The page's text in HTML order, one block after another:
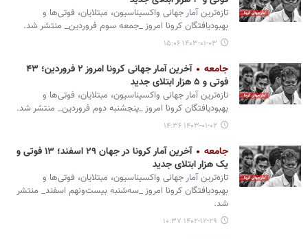
تازه‌ترین آمار جهانی واکسیناسیون، مبتلایان، فوتی‌ها و
بهبودیافتگان کرونا امروز _جمعه سوم فروردین_ منتشر شد.
۱۴۰۳-۰۱-۰۳ ۱۵:۰۶
جامعه
آخرین آمار جهانی کرونا امروز ۲ فروردین؛ ۴۳
فوتی و ۵ هزار ابتلای جدید
تازه‌ترین آمار جهانی واکسیناسیون، مبتلایان، فوتی‌ها و
بهبودیافتگان کرونا امروز _پنجشنبه دوم فروردین_ منتشر شد.
۱۴۰۳-۰۱-۰۲ ۱۴:۳۶
جامعه
آخرین آمار کرونا در جهان ۲۹ اسفند؛ ۱۳ فوتی و
یک هزار ابتلای جدید
تازه‌ترین آمار جهانی واکسیناسیون، مبتلایان، فوتی‌ها و
بهبودیافتگان کرونا امروز _سه‌شنبه بیست‌ونهم اسفند_ منتشر
شد.
۱۴۰۲-۱۲-۲۹ ۱۰:۳۷